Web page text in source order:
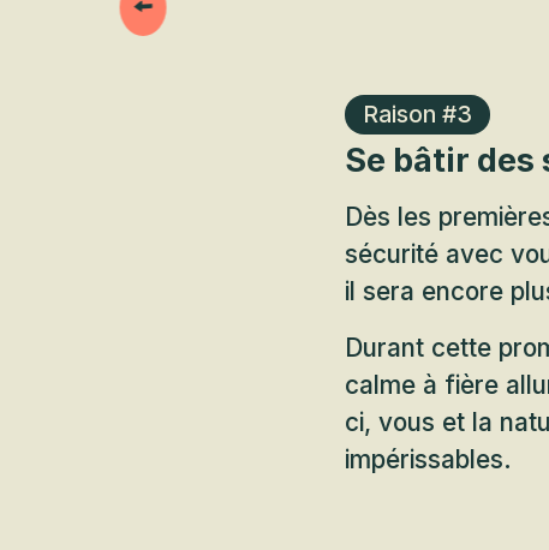
Raison #3
Se bâtir
Dès les
sécurité avec
il sera encore
Durant cette
calme à fière
ci, vous et la
impérissables.